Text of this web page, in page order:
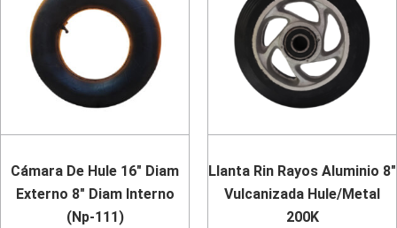
Cámara De Hule 16″ Diam
Externo 8″ Diam Interno
(Np-111)
Llanta Rin Rayos Aluminio 8″
Vulcanizada Hule/Metal
200K